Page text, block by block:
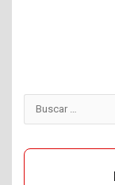
Buscar: